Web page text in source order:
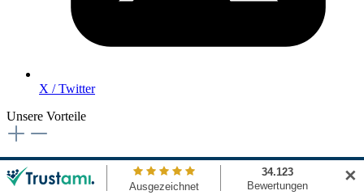
X / Twitter
Unsere Vorteile
Schneller Versand
✕